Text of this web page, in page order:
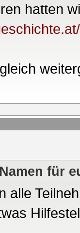
hatten
für
alle